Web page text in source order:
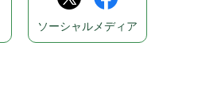
ソーシャルメディア